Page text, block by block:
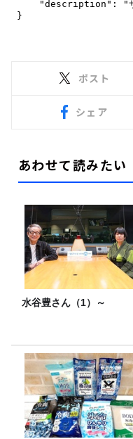
ポスト
シェア
あわせて読みたい
水谷豊さん（1）～